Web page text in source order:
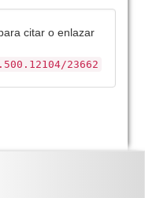
citar o enlazar
23662